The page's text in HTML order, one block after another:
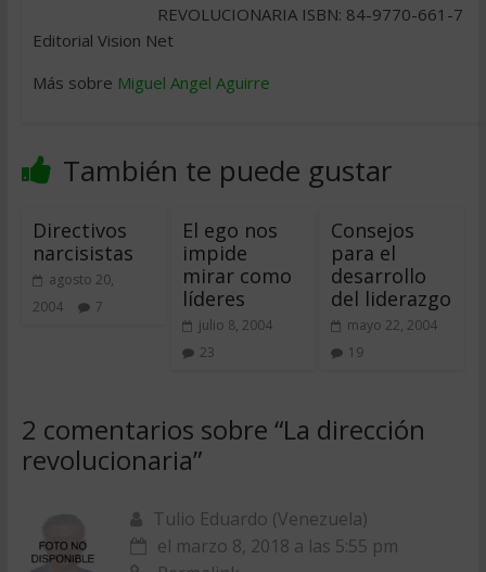
REVOLUCIONARIA ISBN: 84-9770-661-7
Editorial Vision Net
Más sobre Miguel Angel Aguirre
También te puede gustar
Directivos
narcisistas
agosto 20,
2004
7
El ego nos
impide
mirar como
líderes
julio 8, 2004
23
Consejos
para el
desarrollo
del liderazgo
mayo 22, 2004
19
2 comentarios sobre “La dirección
revolucionaria”
Tulio Eduardo (Venezuela)
el marzo 8, 2018 a las 5:55 pm